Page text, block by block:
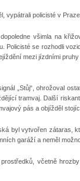
vypátrali policisté v Praze.
všimla na
se rozhodli
mezi jízdními
„Stůj“, ohrožoval
tramvaj. Další
pás a objížděl
byl vytvořen zátaras,
garáží a neměl
včetně